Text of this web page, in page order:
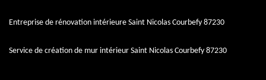
Entreprise de rénovation intérieure Saint Nicolas Courbefy 87230
Service de création de mur intérieur Saint Nicolas Courbefy 87230